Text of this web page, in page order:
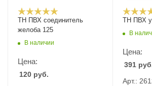
ТН ПВХ соединитель
желоба 125
В наличии
Цена:
120 руб.
ТН ПВХ
В
Цена:
391
Арт.: